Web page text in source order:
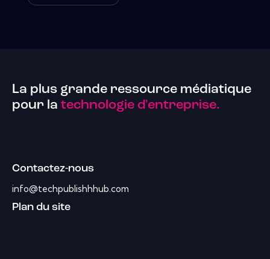
La plus grande ressource médiatique
pour la technologie d'entreprise.
Contactez-nous
info@techpublishhhub.com
Plan du site